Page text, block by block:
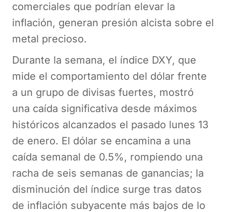
comerciales que podrían elevar la
inflación, generan presión alcista sobre el
metal precioso.
Durante la semana, el índice DXY, que
mide el comportamiento del dólar frente
a un grupo de divisas fuertes, mostró
una caída significativa desde máximos
históricos alcanzados el pasado lunes 13
de enero. El dólar se encamina a una
caída semanal de 0.5%, rompiendo una
racha de seis semanas de ganancias; la
disminución del índice surge tras datos
de inflación subyacente más bajos de lo